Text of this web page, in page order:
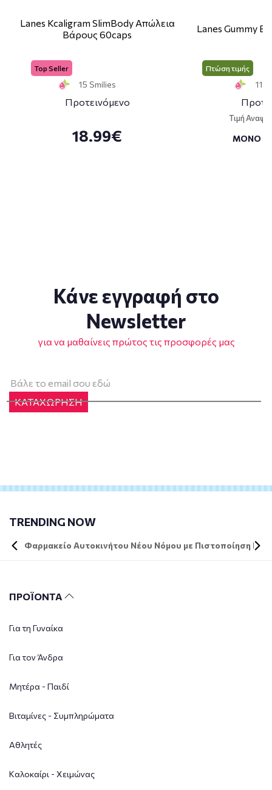
Lanes Kcaligram SlimBody Απώλεια
Βάρους 60caps
Top Seller
15 Smilies
Προτεινόμενο
18.99€
Lanes Gummy
Πτώση τιμής
11
Τιμή
ΜΟΝΟ
Κάνε εγγραφή στο
Newsletter
για να μαθαίνεις πρώτος τις προσφορές μας
ΚΑΤΑΧΩΡΗΣΗ
TRENDING NOW
Φαρμακείο Αυτοκινήτου Νέου Νόμου με Πιστοποίηση DIN
ΠΡΟΪΟΝΤΑ
Για τη Γυναίκα
Για τον Άνδρα
Μητέρα - Παιδί
Βιταμίνες - Συμπληρώματα
Αθλητές
Καλοκαίρι - Χειμώνας